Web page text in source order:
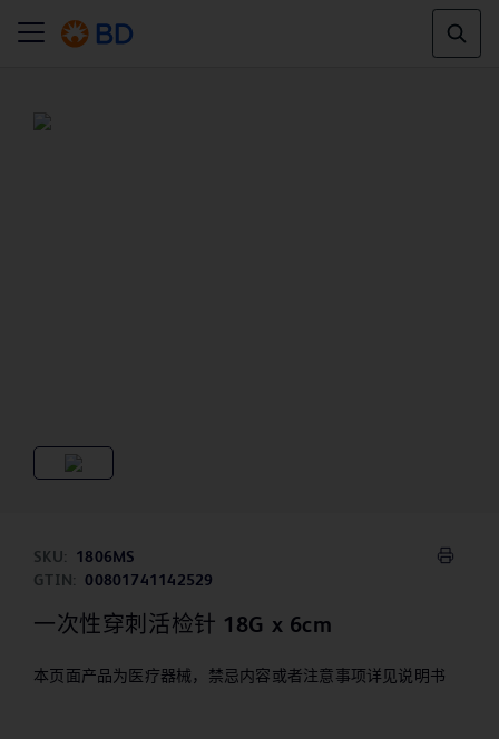
SKU:
1806MS
GTIN:
00801741142529
一次性穿刺活检针 18G x 6cm
本页面产品为医疗器械，禁忌内容或者注意事项详见说明书